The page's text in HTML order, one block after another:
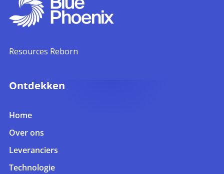
Resources Reborn
Ontdekken
Home
Over ons
Leveranciers
Technologie